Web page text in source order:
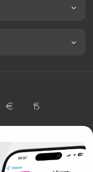
цветов в Москве
«Технология»